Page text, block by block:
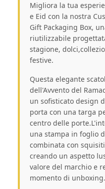
Migliora la tua
e Eid con la nostra
Gift Packaging Box,
riutilizzabile
stagione,
festive.
Questa elegante
dell'Avvento del
un sofisticato design
porta con una targa
centro delle
una stampa in foglio
combinata con
creando un aspetto
valore del marchio e
momento di unboxing.